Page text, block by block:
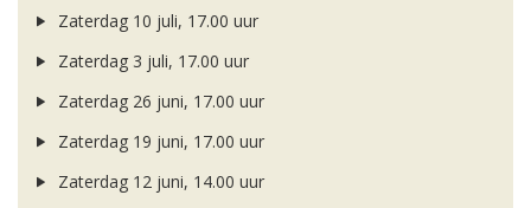
Zaterdag 10 juli, 17.00 uur
Zaterdag 3 juli, 17.00 uur
Zaterdag 26 juni, 17.00 uur
Zaterdag 19 juni, 17.00 uur
Zaterdag 12 juni, 14.00 uur